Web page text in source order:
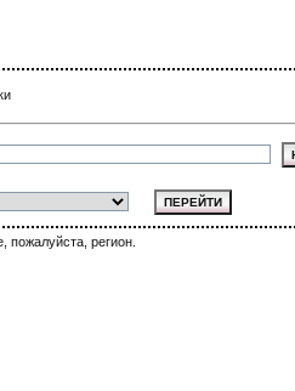
пожалуйста, регион.